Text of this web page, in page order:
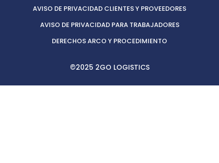
AVISO DE PRIVACIDAD CLIENTES Y PROVEEDORES
AVISO DE PRIVACIDAD PARA TRABAJADORES
DERECHOS ARCO Y PROCEDIMIENTO
©2025 2GO LOGISTICS